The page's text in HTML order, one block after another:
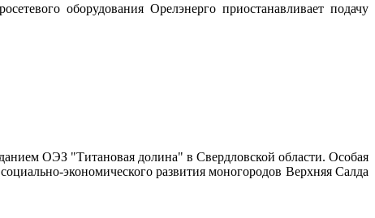
оборудования Орелэнерго приостанавливает подачу
ОЭЗ "Титановая долина" в Свердловской области. Особая
экономического развития моногородов Верхняя Салда